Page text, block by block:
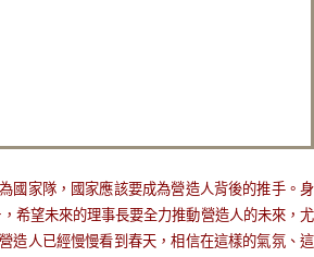
國家隊，國家應該要成為營造人背後的推手。身
希望未來的理事長要全力推動營造人的未來，尤
造人已經慢慢看到春天，相信在這樣的氣氛、這